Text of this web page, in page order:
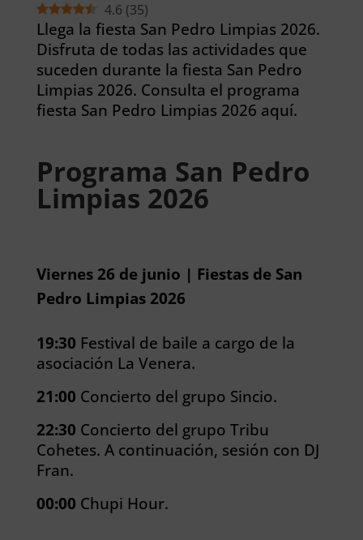
4.6 (35)
Llega la fiesta San Pedro Limpias 2026.
Disfruta de todas las actividades que
suceden durante la fiesta San Pedro
Limpias 2026. Consulta el programa
fiesta San Pedro Limpias 2026 aquí.
Programa San Pedro
Limpias 2026
Viernes 26 de junio | Fiestas de San
Pedro Limpias 2026
19:30 Festival de baile a cargo de la
asociación La Venera.
21:00 Concierto del grupo Sincio.
22:30 Concierto del grupo Tribu
Cohetes. A continuación, sesión con DJ
Fran.
00:00 Chupi Hour.